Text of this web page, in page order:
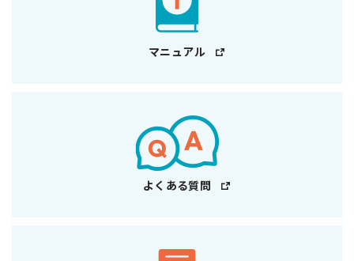
マニュアル
よくある質問